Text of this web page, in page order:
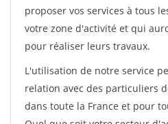
proposer vos services à tous
votre zone d'activité et qui
pour réaliser leurs travaux.
L'utilisation de notre service
relation avec des particuliers
dans toute la France et pour